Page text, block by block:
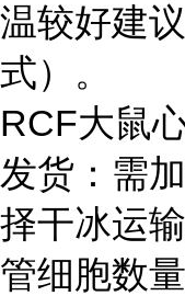
温较好建
式）。
RCF大鼠
发货：需
择干冰运
管细胞数